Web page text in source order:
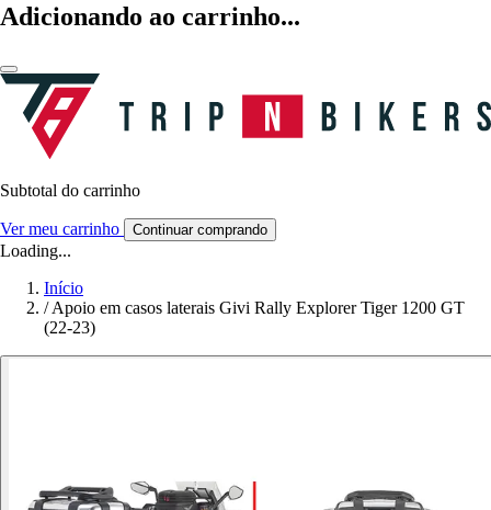
Adicionando ao carrinho...
Subtotal do carrinho
Ver meu carrinho Continuar comprando
Loading...
Início
/Apoio em casos laterais Givi Rally Explorer Tiger 1200 GT
(22-23)